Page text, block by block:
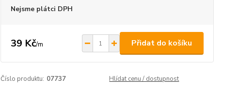
Nejsme plátci DPH
39 Kč/m Přidat do košíku
Číslo produktu: 07737 Hlídat cenu / dostupnost